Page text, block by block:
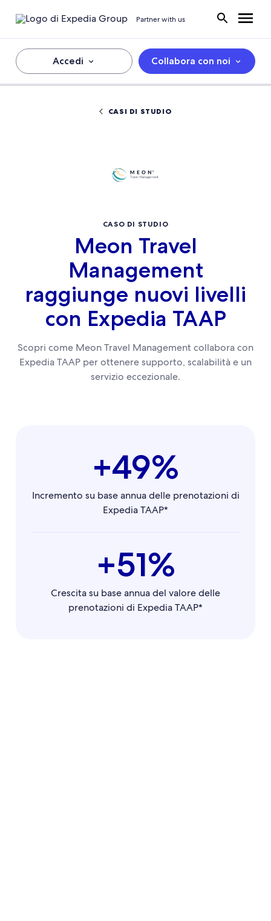
Partner with us
Accedi Collabora con noi
CASI DI STUDIO
CASO DI STUDIO
Meon Travel
Management
raggiunge nuovi livelli
con Expedia TAAP
Scopri come Meon Travel Management collabora con
Expedia TAAP per ottenere supporto, scalabilità e un
servizio eccezionale.
+49%
Incremento su base annua delle prenotazioni di
Expedia TAAP*
+51%
Crescita su base annua del valore delle
prenotazioni di Expedia TAAP*